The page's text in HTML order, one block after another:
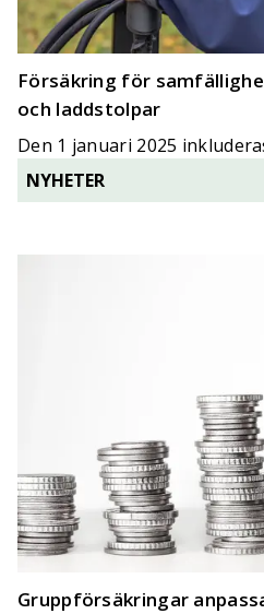
NYHETER
Försäkring för
och laddstolpar
Den 1 januari 2025
för laddboxar och laddstolpar.
Gruppförsäkringar